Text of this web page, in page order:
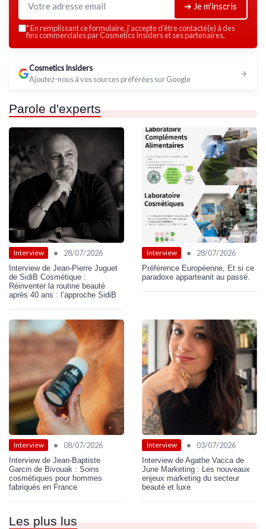
➔ Je m'inscris
*En remplissant ce formulaire, j’accepte d’être contacté(e) à des
fins commerciales par Cosmetics Insiders et ses partenaires.
Cosmetics Insiders
Ajoutez-nous à vos sources préférées sur Google
Parole d'experts
Interview • 28/07/2026
Interview de Jean-Pierre Juguet
de SidiB Cosmétique :
Réinventer la routine beauté
après 40 ans : l’approche SidiB
Interview • 28/07/2026
Préférence Européenne, Et si ce
paradoxe apparteanit au passé.
Interview • 08/07/2026
Interview de Jean-Baptiste
Garcin de Bivouak : Soins
cosmétiques pour hommes
fabriqués en France
Interview • 03/07/2026
Interview de Agathe Vacca de
June Marketing : Les nouveaux
enjeux marketing du secteur
beauté et luxe
Les plus lus